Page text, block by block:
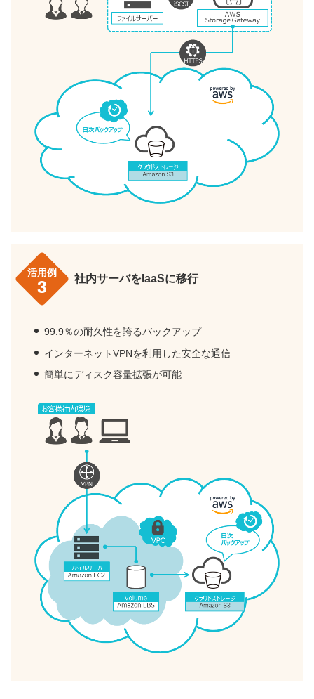
活用例
3 社内サーバをIaaSに移行
99.9％の耐久性を誇るバックアップ
インターネットVPNを利用した安全な通信
簡単にディスク容量拡張が可能